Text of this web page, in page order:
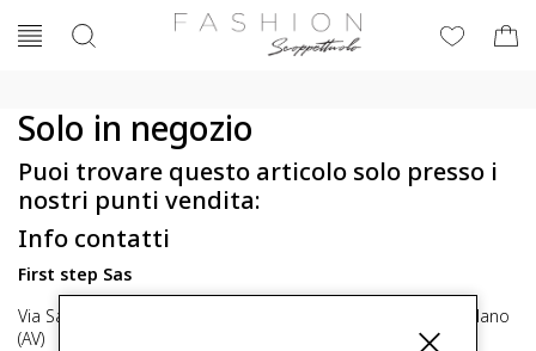
Solo in negozio
Puoi trovare questo articolo solo presso i
nostri punti vendita:
Info contatti
First step Sas
Via San Michele 16, Mirabella Eclano (Av) 83036 Mirabella Eclano
(AV)